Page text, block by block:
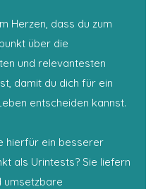
Herzen, dass du zum
über die
und relevantesten
damit du dich für ein
entscheiden kannst.
hierfür ein besserer
als Urintests? Sie liefern
umsetzbare